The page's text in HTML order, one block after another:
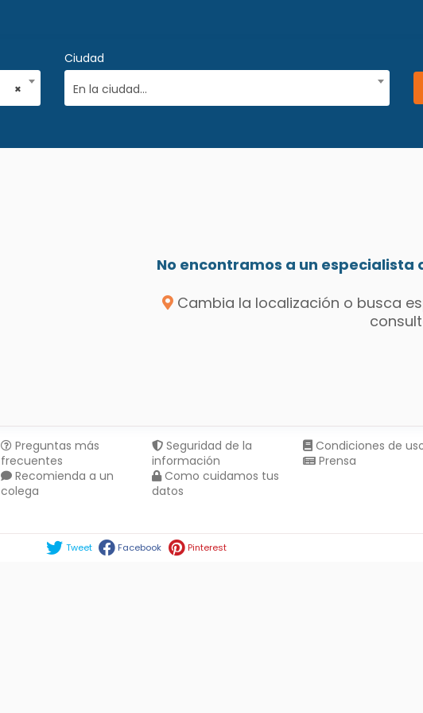
×
Ciudad
En la ciudad...
No encontramos a un
Cambia la localización o busca
Preguntas más
frecuentes
Recomienda a un
colega
Seguridad de la
información
Como cuidamos tus
datos
Condiciones de
Prensa
Tweet Facebook Pinterest